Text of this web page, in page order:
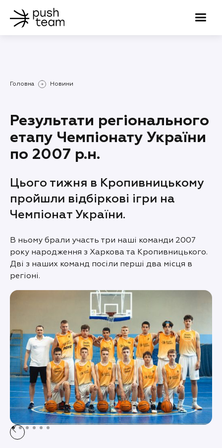
Головна Новини
Результати регіонального
етапу Чемпіонату України
по 2007 р.н.
Цього тижня в Кропивницькому
пройшли відбіркові ігри на
Чемпіонат України.
В ньому брали участь три наші команди 2007
року народження з Харкова та Кропивницького.
Дві з наших команд посіли перші два місця в
регіоні.